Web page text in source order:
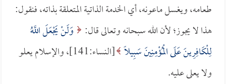
طعامه، ويغسل ماعونه، أي الخدمة الذاتية المتعلقة بذاته، فنقول:
هذا لا يجوز؛ لأن الله سبحانه وتعالى قال:
وَلَنْ يَجْعَلَ اللَّهُ
لِلْكَافِرِينَ عَلَى الْمُؤْمِنِينَ سَبِيلًا
[النساء:141]، والإسلام يعلو
ولا يعلى عليه.